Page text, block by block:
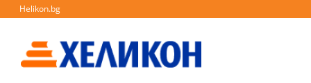
Helikon.bg